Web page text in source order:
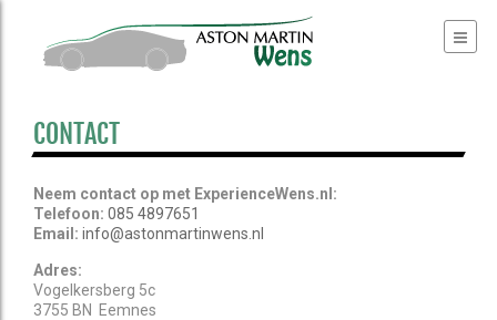
CONTACT
Neem contact op met ExperienceWens.nl:
Telefoon: 085 4897651
Email: info@astonmartinwens.nl
Adres:
Vogelkersberg 5c
3755 BN Eemnes